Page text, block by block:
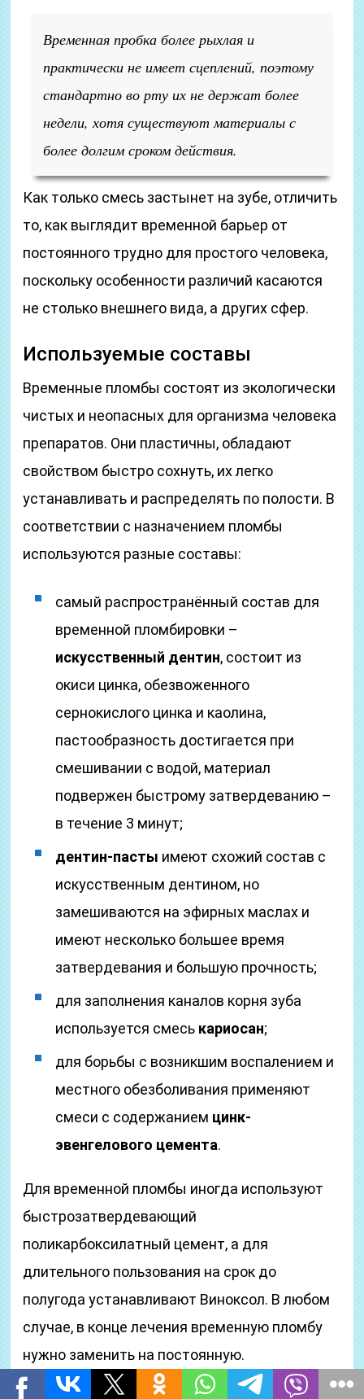
Временная пробка более рыхлая и
практически не имеет сцеплений, поэтому
стандартно во рту их не держат более
недели, хотя существуют материалы с
более долгим сроком действия.
Как только смесь застынет на зубе, отличить
то, как выглядит временной барьер от
постоянного трудно для простого человека,
поскольку особенности различий касаются
не столько внешнего вида, а других сфер.
Используемые составы
Временные пломбы состоят из экологически
чистых и неопасных для организма человека
препаратов. Они пластичны, обладают
свойством быстро сохнуть, их легко
устанавливать и распределять по полости. В
соответствии с назначением пломбы
используются разные составы:
самый распространённый состав для
временной пломбировки –
искусственный дентин, состоит из
окиси цинка, обезвоженного
сернокислого цинка и каолина,
пастообразность достигается при
смешивании с водой, материал
подвержен быстрому затвердеванию –
в течение 3 минут;
дентин-пасты имеют схожий состав с
искусственным дентином, но
замешиваются на эфирных маслах и
имеют несколько большее время
затвердевания и большую прочность;
для заполнения каналов корня зуба
используется смесь кариосан;
для борьбы с возникшим воспалением и
местного обезболивания применяют
смеси с содержанием цинк-
эвенгелового цемента.
Для временной пломбы иногда используют
быстрозатвердевающий
поликарбоксилатный цемент, а для
длительного пользования на срок до
полугода устанавливают Виноксол. В любом
случае, в конце лечения временную пломбу
нужно заменить на постоянную.